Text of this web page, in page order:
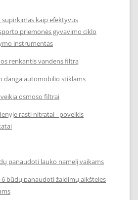
supirkimas kaip efektyvus
priemonės gyvavimo ciklo
instrumentas
renkantis vandens filtrą
danga automobilio stiklams
veikia osmoso filtrai
rasti nitratai - poveikis
panaudoti lauko namelį vaikams
6 būdų panaudoti žaidimų aikšteles